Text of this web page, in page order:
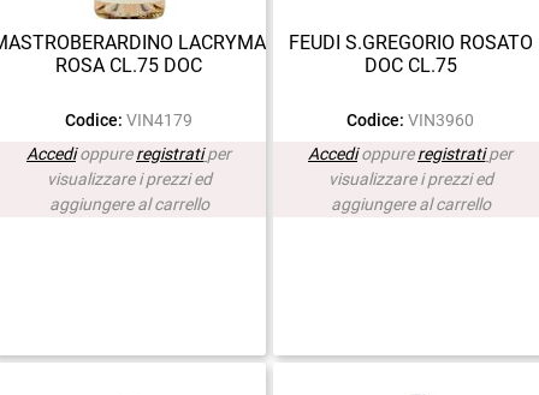
LACRYMA
ROSA CL.75 DOC
Codice: VIN4179
Accedioppureregistrati per
visualizzare i prezzi ed
aggiungere al carrello
FEUDI S.GREGORIO ROSATO
DOC CL.75
Codice: VIN3960
Accedioppureregistrati per
visualizzare i prezzi ed
aggiungere al carrello